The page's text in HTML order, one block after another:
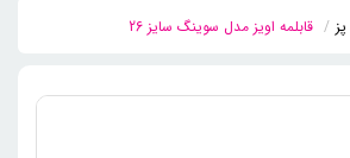
قابلمه اویز مدل سوینگ سایز 26